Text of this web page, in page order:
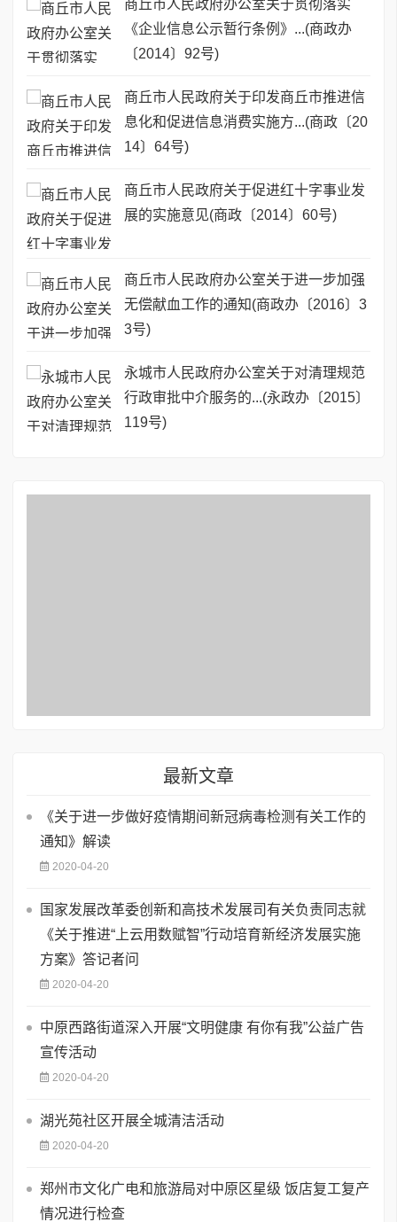
商丘市人民政府办公室关于贯彻落实
《企业信息公示暂行条例》...(商政办
〔2014〕92号)
商丘市人民政府关于印发商丘市推进信
息化和促进信息消费实施方...(商政〔20
14〕64号)
商丘市人民政府关于促进红十字事业发
展的实施意见(商政〔2014〕60号)
商丘市人民政府办公室关于进一步加强
无偿献血工作的通知(商政办〔2016〕3
3号)
永城市人民政府办公室关于对清理规范
行政审批中介服务的...(永政办〔2015〕
119号)
最新文章
《关于进一步做好疫情期间新冠病毒检测有关工作的
通知》解读
2020-04-20
国家发展改革委创新和高技术发展司有关负责同志就
《关于推进“上云用数赋智”行动培育新经济发展实施
方案》答记者问
2020-04-20
中原西路街道深入开展“文明健康 有你有我”公益广告
宣传活动
2020-04-20
湖光苑社区开展全城清洁活动
2020-04-20
郑州市文化广电和旅游局对中原区星级 饭店复工复产
情况进行检查